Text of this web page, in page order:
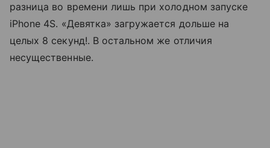
разница во времени лишь при холодном запуске
iPhone 4S. «Девятка» загружается дольше на
целых 8 секунд!. В остальном же отличия
несущественные.